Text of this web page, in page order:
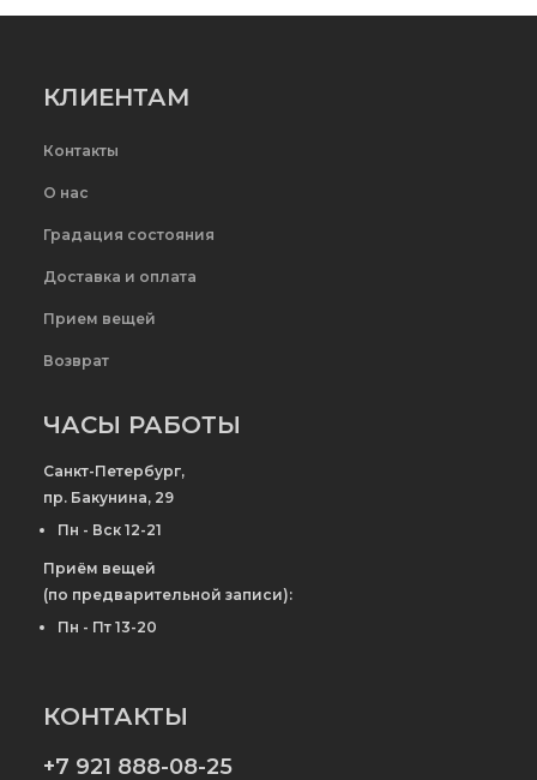
КЛИЕНТАМ
Контакты
О нас
Градация состояния
Доставка и оплата
Прием вещей
Возврат
ЧАСЫ РАБОТЫ
Санкт-Петербург,
пр. Бакунина, 29
Пн - Вск 12-21
Приём вещей
(по предварительной записи):
Пн - Пт 13-20
КОНТАКТЫ
+7 921 888-08-25